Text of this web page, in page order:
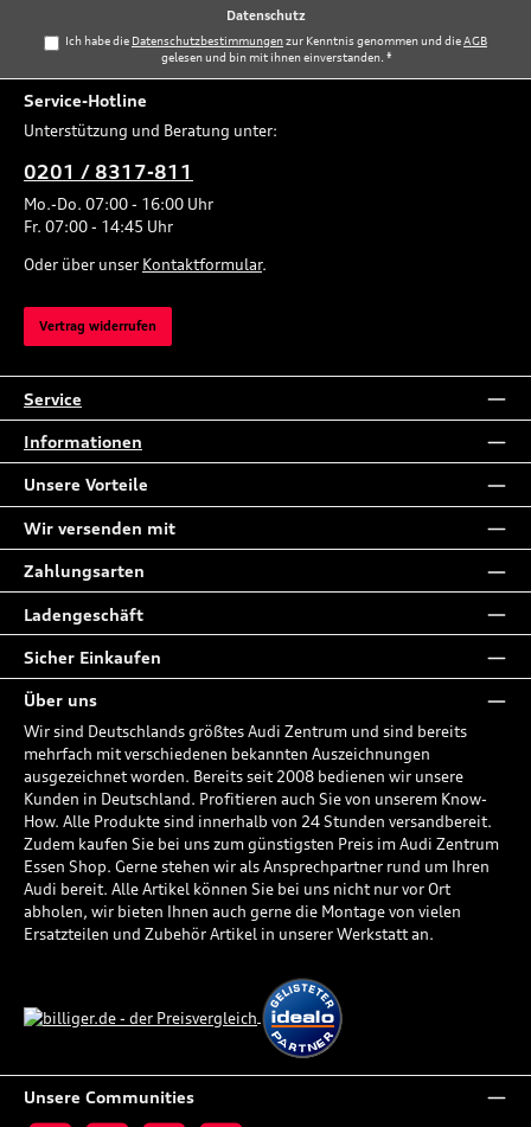
Datenschutz
Ich habe die Datenschutzbestimmungenzur Kenntnis genommen und dieAGB
gelesen und bin mit ihnen einverstanden.*
Service-Hotline
Unterstützung und Beratung unter:
0201 / 8317-811
Mo.-Do. 07:00 - 16:00 Uhr
Fr. 07:00 - 14:45 Uhr
Oder über unser Kontaktformular.
Vertrag widerrufen
Service
Informationen
Unsere Vorteile
Wir versenden mit
Zahlungsarten
Ladengeschäft
Sicher Einkaufen
Über uns
Wir sind Deutschlands größtes Audi Zentrum und sind bereits
mehrfach mit verschiedenen bekannten Auszeichnungen
ausgezeichnet worden. Bereits seit 2008 bedienen wir unsere
Kunden in Deutschland. Profitieren auch Sie von unserem Know-
How. Alle Produkte sind innerhalb von 24 Stunden versandbereit.
Zudem kaufen Sie bei uns zum günstigsten Preis im Audi Zentrum
Essen Shop. Gerne stehen wir als Ansprechpartner rund um Ihren
Audi bereit. Alle Artikel können Sie bei uns nicht nur vor Ort
abholen, wir bieten Ihnen auch gerne die Montage von vielen
Ersatzteilen und Zubehör Artikel in unserer Werkstatt an.
Unsere Communities